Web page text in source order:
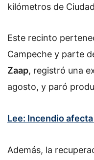
kilómetros de
Este recinto
Campeche y parte
Zaap, registró una
agosto, y paró
Lee: Incendio
Además, la